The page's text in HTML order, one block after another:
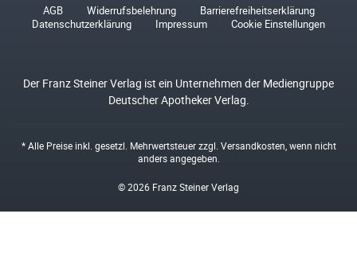
AGB Widerrufsbelehrung
Barrierefreiheitserklärung
Datenschutzerklärung
Impressum Cookie Einstellungen
Der Franz Steiner Verlag ist ein Unternehmen der Mediengruppe
Deutscher Apotheker Verlag.
* Alle Preise inkl. gesetzl. Mehrwertsteuer zzgl. Versandkosten , wenn nicht
anders angegeben.
© 2026 Franz Steiner Verlag